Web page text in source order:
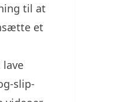
til at
et
slip-